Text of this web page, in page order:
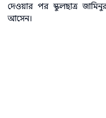
দেওয়ার পর স্কুলছাত্র
আসেন।